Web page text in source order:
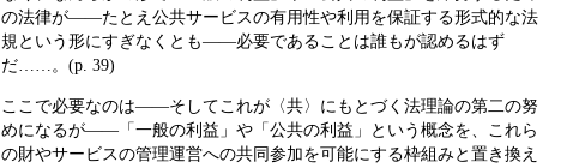
の法律が――たとえ公共サービスの有用性や利用を保証する形式的な法
規という形にすぎなくとも――必要であることは誰もが認めるはず
だ……。(p. 39)
ここで必要なのは――そしてこれが〈共〉にもとづく法理論の第二の努
めになるが――「一般の利益」や「公共の利益」という概念を、これら
の財やサービスの管理運営への共同参加を可能にする枠組みと置き換え